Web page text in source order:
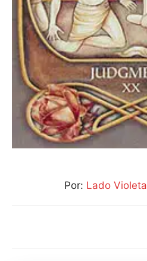
Por: Lado Violeta